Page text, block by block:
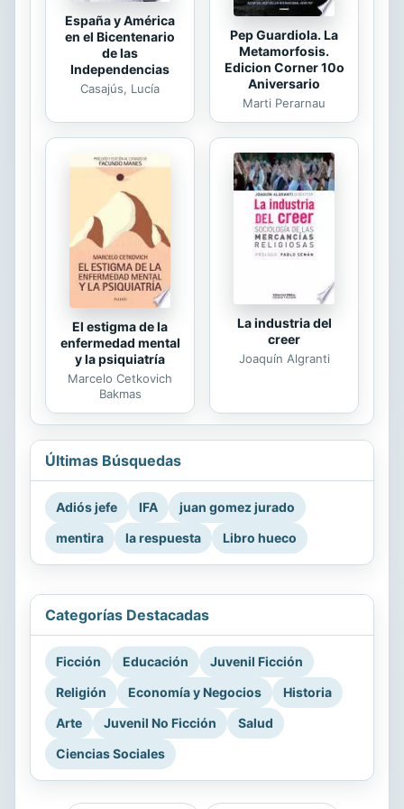
España y América
en el Bicentenario
de las
Independencias
Casajús, Lucía
Pep Guardiola. La
Metamorfosis.
Edicion Corner 10o
Aniversario
Marti Perarnau
El estigma de la
enfermedad mental
y la psiquiatría
Marcelo Cetkovich
Bakmas
La industria del
creer
Joaquín Algranti
Últimas Búsquedas
Adiós jefe IFA
juan gomez jurado
mentira
la respuesta Libro hueco
Categorías Destacadas
Ficción Educación
Juvenil Ficción
Religión
Economía y Negocios
Historia
Arte
Juvenil No Ficción
Salud
Ciencias Sociales